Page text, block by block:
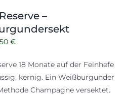
Kontakt
–
€
€Aktueller
ist:
16,50 €.
18 Monate auf der Feinhefe
kernig. Ein Weißburgunder
Champagne versektet.